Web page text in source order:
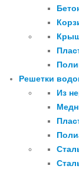
Решетки
Из